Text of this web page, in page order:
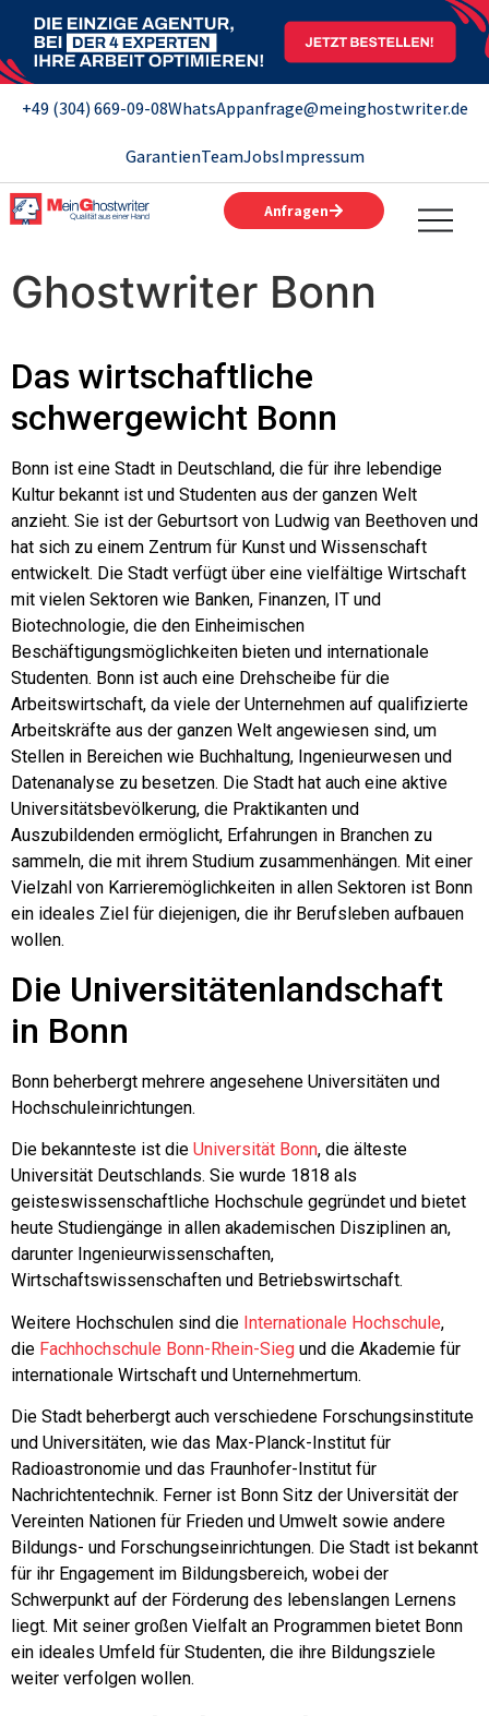
+49 (304) 669-09-08WhatsAppanfrage@meinghostwriter.de
GarantienTeamJobsImpressum
Anfragen
Ghostwriter Bonn
Das wirtschaftliche
schwergewicht Bonn
Bonn ist eine Stadt in Deutschland, die für ihre lebendige
Kultur bekannt ist und Studenten aus der ganzen Welt
anzieht. Sie ist der Geburtsort von Ludwig van Beethoven und
hat sich zu einem Zentrum für Kunst und Wissenschaft
entwickelt. Die Stadt verfügt über eine vielfältige Wirtschaft
mit vielen Sektoren wie Banken, Finanzen, IT und
Biotechnologie, die den Einheimischen
Beschäftigungsmöglichkeiten bieten und internationale
Studenten. Bonn ist auch eine Drehscheibe für die
Arbeitswirtschaft, da viele der Unternehmen auf qualifizierte
Arbeitskräfte aus der ganzen Welt angewiesen sind, um
Stellen in Bereichen wie Buchhaltung, Ingenieurwesen und
Datenanalyse zu besetzen. Die Stadt hat auch eine aktive
Universitätsbevölkerung, die Praktikanten und
Auszubildenden ermöglicht, Erfahrungen in Branchen zu
sammeln, die mit ihrem Studium zusammenhängen. Mit einer
Vielzahl von Karrieremöglichkeiten in allen Sektoren ist Bonn
ein ideales Ziel für diejenigen, die ihr Berufsleben aufbauen
wollen.
Die Universitätenlandschaft
in Bonn
Bonn beherbergt mehrere angesehene Universitäten und
Hochschuleinrichtungen.
Die bekannteste ist die Universität Bonn, die älteste
Universität Deutschlands. Sie wurde 1818 als
geisteswissenschaftliche Hochschule gegründet und bietet
heute Studiengänge in allen akademischen Disziplinen an,
darunter Ingenieurwissenschaften,
Wirtschaftswissenschaften und Betriebswirtschaft.
Weitere Hochschulen sind die Internationale Hochschule,
die Fachhochschule Bonn-Rhein-Sieg und die Akademie für
internationale Wirtschaft und Unternehmertum.
Die Stadt beherbergt auch verschiedene Forschungsinstitute
und Universitäten, wie das Max-Planck-Institut für
Radioastronomie und das Fraunhofer-Institut für
Nachrichtentechnik. Ferner ist Bonn Sitz der Universität der
Vereinten Nationen für Frieden und Umwelt sowie andere
Bildungs- und Forschungseinrichtungen. Die Stadt ist bekannt
für ihr Engagement im Bildungsbereich, wobei der
Schwerpunkt auf der Förderung des lebenslangen Lernens
liegt. Mit seiner großen Vielfalt an Programmen bietet Bonn
ein ideales Umfeld für Studenten, die ihre Bildungsziele
weiter verfolgen wollen.